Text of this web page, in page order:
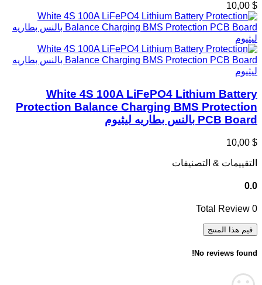
$ 10,00
White 4S 100A LiFePO4 Lithium Battery
Protection Balance Charging BMS Protection
PCB Board بالنس بطاريه ليثيوم
$ 10,00
التقييمات & التصنيفات
0.0
Total Review 0
قيم هذا المنتج
No reviews found!